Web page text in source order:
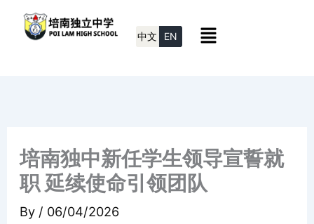
中文 EN Menu
培南独中新任学生领导宣誓就
职 延续使命引领团队
By / 06/04/2026